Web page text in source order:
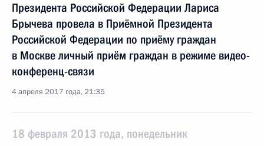
Президента Российской Федерации Лариса
Брычева провела в Приёмной Президента
Российской Федерации по приёму граждан
в Москве личный приём граждан в режиме видео-
конференц-связи
4 апреля 2017 года, 21:35
18 февраля 2013 года, понедельник